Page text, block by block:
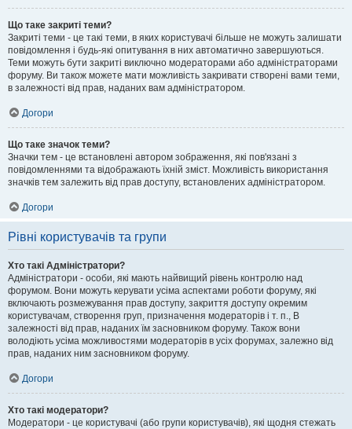
Що таке закриті теми?
Закриті теми - це такі теми, в яких користувачі більше не можуть залишати
повідомлення і будь-які опитування в них автоматично завершуються.
Теми можуть бути закриті виключно модераторами або адміністраторами
форуму. Ви також можете мати можливість закривати створені вами теми,
в залежності від прав, наданих вам адміністратором.
Догори
Що таке значок теми?
Значки тем - це встановлені автором зображення, які пов'язані з
повідомленнями та відображають їхній зміст. Можливість використання
значків тем залежить від прав доступу, встановлених адміністратором.
Догори
Рівні користувачів та групи
Хто такі Адміністратори?
Адміністратори - особи, які мають найвищий рівень контролю над
форумом. Вони можуть керувати усіма аспектами роботи форуму, які
включають розмежування прав доступу, закриття доступу окремим
користувачам, створення груп, призначення модераторів і т. п., В
залежності від прав, наданих їм засновником форуму. Також вони
володіють усіма можливостями модераторів в усіх форумах, залежно від
прав, наданих ним засновником форуму.
Догори
Хто такі модератори?
Модератори - це користувачі (або групи користувачів), які щодня стежать